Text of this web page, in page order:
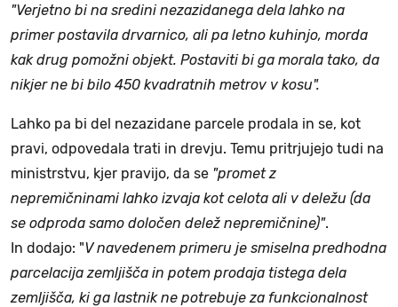
"Verjetno bi na sredini nezazidanega dela lahko na
primer postavila drvarnico, ali pa letno kuhinjo, morda
kak drug pomožni objekt. Postaviti bi ga morala tako, da
nikjer ne bi bilo 450 kvadratnih metrov v kosu".
Lahko pa bi del nezazidane parcele prodala in se, kot
pravi, odpovedala trati in drevju. Temu pritrjujejo tudi na
ministrstvu, kjer pravijo, da se "promet z
nepremičninami lahko izvaja kot celota ali v deležu (da
se odproda samo določen delež nepremičnine)".
In dodajo: "V navedenem primeru je smiselna predhodna
parcelacija zemljišča in potem prodaja tistega dela
zemljišča, ki ga lastnik ne potrebuje za funkcionalnost